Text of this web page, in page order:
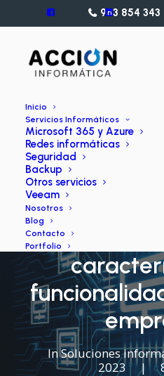
963 854 343
Inicio
Servicios Informáticos
Microsoft 365 y Azure
Redes informáticas
Seguridad
Backup
Otros servicios
Veeam
Nosotros
Blog
Contacto
Portfolio
InSoluciones
2023
|